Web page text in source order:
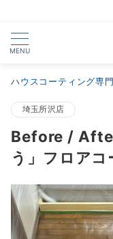
MENU
ハウスコーティング専
埼玉所沢店
Before /
う」フロア